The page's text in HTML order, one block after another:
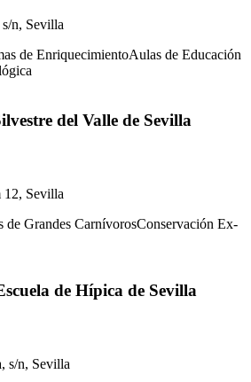
n, Sevilla
de EnriquecimientoAulas de Educación
del Valle de Sevilla
12, Sevilla
de Grandes CarnívorosConservación Ex-
de Hípica de Sevilla
s/n, Sevilla